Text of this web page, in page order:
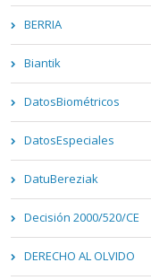
BERRIA
Biantik
DatosBiométricos
DatosEspeciales
DatuBereziak
Decisión 2000/520/CE
DERECHO AL OLVIDO